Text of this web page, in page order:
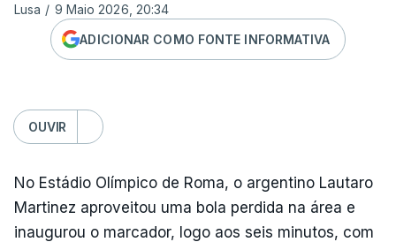
Lusa / 9 Maio 2026, 20:34
ADICIONAR COMO FONTE INFORMATIVA
OUVIR
No Estádio Olímpico de Roma, o argentino Lautaro
Martinez aproveitou uma bola perdida na área e
inaugurou o marcador, logo aos seis minutos, com